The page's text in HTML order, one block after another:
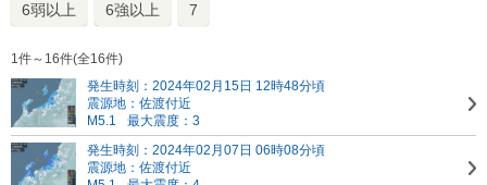
6弱以上 6強以上 7
1件～16件(全16件)
発生時刻：2024年02月15日 12時48分頃
震源地：佐渡付近
M5.1
最大震度：3
発生時刻：2024年02月07日 06時08分頃
震源地：佐渡付近